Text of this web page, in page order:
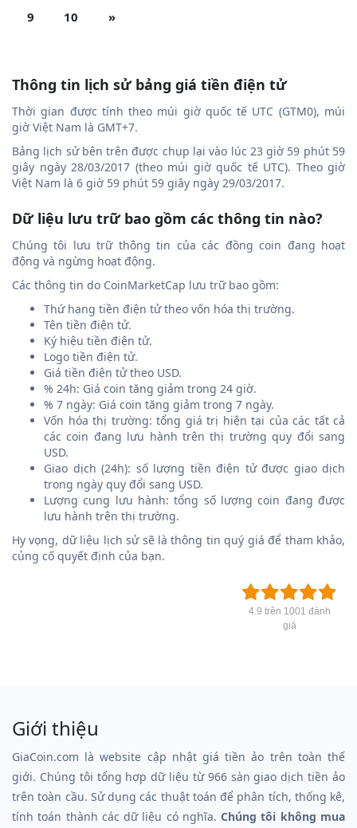
9 10 »
Thông tin lịch sử bảng giá tiền điện tử
Thời gian được tính theo múi giờ quốc tế UTC (GTM0), múi
giờ Việt Nam là GMT+7.
Bảng lịch sử bên trên được chụp lại vào lúc 23 giờ 59 phút 59
giây ngày 28/03/2017 (theo múi giờ quốc tế UTC). Theo giờ
Việt Nam là 6 giờ 59 phút 59 giây ngày 29/03/2017.
Dữ liệu lưu trữ bao gồm các thông tin nào?
Chúng tôi lưu trữ thông tin của các đồng coin đang hoạt
động và ngừng hoạt động.
Các thông tin do CoinMarketCap lưu trữ bao gồm:
Thứ hạng tiền điện tử theo vốn hóa thị trường.
Tên tiền điện tử.
Ký hiệu tiền điện tử.
Logo tiền điện tử.
Giá tiền điện tử theo USD.
% 24h: Giá coin tăng giảm trong 24 giờ.
% 7 ngày: Giá coin tăng giảm trong 7 ngày.
Vốn hóa thị trường: tổng giá trị hiện tại của các tất cả
các coin đang lưu hành trên thị trường quy đổi sang
USD.
Giao dịch (24h): số lượng tiền điện tử được giao dịch
trong ngày quy đổi sang USD.
Lượng cung lưu hành: tổng số lượng coin đang được
lưu hành trên thị trường.
Hy vọng, dữ liệu lịch sử sẽ là thông tin quý giá để tham khảo,
củng cố quyết định của bạn.
4.9 trên 1001 đánh
giá
Giới thiệu
GiaCoin.com là website cập nhật giá tiền ảo trên toàn thế
giới. Chúng tôi tổng hợp dữ liệu từ 966 sàn giao dịch tiền ảo
trên toàn cầu. Sử dụng các thuật toán để phân tích, thống kê,
tính toán thành các dữ liệu có nghĩa.Chúng tôi không mua